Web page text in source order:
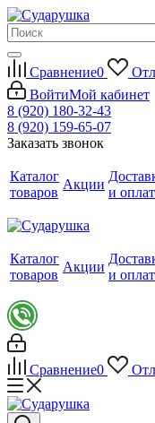
Сравнение0
ВойтиМой кабинет
8 (920) 180-32-43
8 (920) 159-65-07
Заказать звонок
Каталог
товаров
Акции
и
Каталог
товаров
Акции
и
Сравнение0